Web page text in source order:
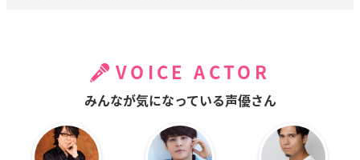
VOICE ACTOR
みんなが気になっている声優さん